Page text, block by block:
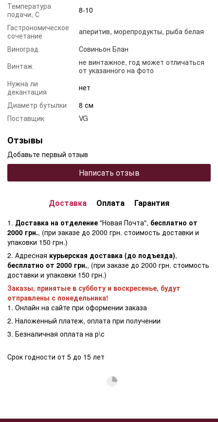
Температура
подачи, С
8-10
Гастрономическое
сочетание
аперитив, морепродукты, рыба белая
Виноград
Совиньон Блан
Винтаж
не винтажное, год может отличаться
от указанного на фото
Нужна ли
декантация
нет
Диаметр бутылки
8 см
Поставщик
VG
Отзывы
Добавьте первый отзыв
Написать отзыв
Доставка Оплата Гарантия
1. Доставка на отделение "Новая Почта", бесплатно от
2000 грн., (при заказе до 2000 грн. стоимость доставки и
упаковки 150 грн.)
2. Адресная курьерская доставка (до подъезда),
бесплатно от 2000 грн., (при заказе до 2000 грн. стоимость
доставки и упаковки 150 грн.)
Заказы, принятые в субботу и воскресенье, будут
отправлены с понедельника!
1. Онлайн на сайте при оформении заказа
2. Наложенный платеж, оплата при получении
3. Безналичная оплата на р\с
Срок годности от 5 до 15 лет